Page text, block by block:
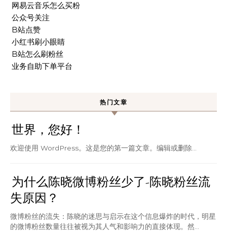
网易云音乐怎么买粉
公众号关注
B站点赞
小红书刷小眼睛
B站怎么刷粉丝
业务自助下单平台
热门文章
世界，您好！
欢迎使用 WordPress。这是您的第一篇文章。编辑或删除…
为什么陈晓微博粉丝少了-陈晓粉丝流
失原因？
微博粉丝的流失：陈晓的迷思与启示在这个信息爆炸的时代，明星
的微博粉丝数量往往被视为其人气和影响力的直接体现。然...